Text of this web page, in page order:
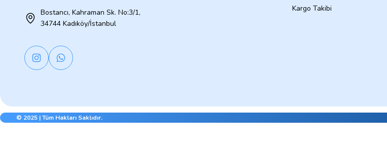
Bostancı, Kahraman Sk. No:3/1,
34744 Kadıköy/İstanbul
Kargo Takibi
© 2025 | Tüm Hakları Saklıdır.